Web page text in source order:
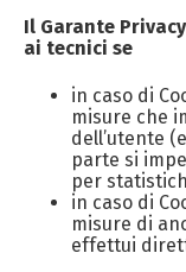
Il Garante
ai tecnici se
in caso di
misure che
dell’utente
parte si
per
in caso di
misure di
effettui